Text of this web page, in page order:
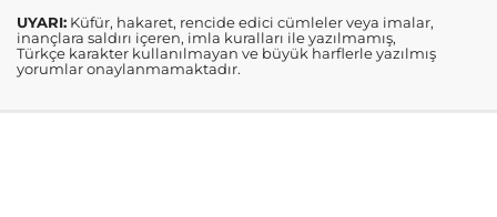
UYARI: Küfür, hakaret, rencide edici cümleler veya imalar,
inançlara saldırı içeren, imla kuralları ile yazılmamış,
Türkçe karakter kullanılmayan ve büyük harflerle yazılmış
yorumlar onaylanmamaktadır.